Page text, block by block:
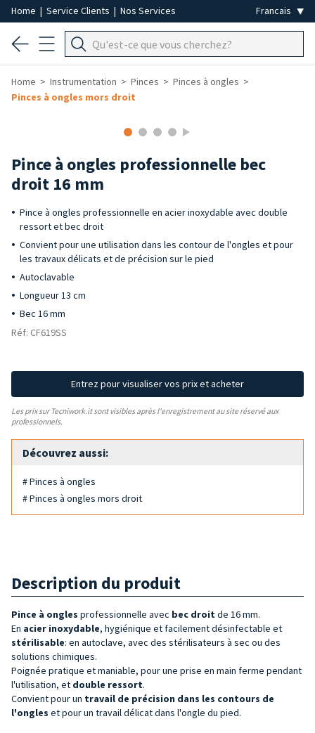
Home | Service Clients | Nos Services
Home Instrumentation Pinces
Pinces à ongles
Pinces à ongles mors droit
Pince à ongles professionnelle bec
droit 16 mm
Pince à ongles professionnelle en acier inoxydable avec double
ressort et bec droit
Convient pour une utilisation dans les contour de l'ongles et pour
les travaux délicats et de précision sur le pied
Autoclavable
Longueur 13 cm
Bec 16 mm
Réf: CF619SS
Entrez pour visualiser vos prix et acheter
Les prix sur Tecniwork.it sont visibles après l'enregistrement au site réservé aux
professionnels.
Découvrez aussi:
# Pinces à ongles
# Pinces à ongles mors droit
Description du produit
Pince à ongles professionnelle avec bec droit de 16 mm.
En acier inoxydable, hygiénique et facilement désinfectable et
stérilisable: en autoclave, avec des stérilisateurs à sec ou des
solutions chimiques.
Poignée pratique et maniable, pour une prise en main ferme pendant
l'utilisation, et double ressort.
Convient pour un travail de précision dans les contours de
l'ongles et pour un travail délicat dans l'ongle du pied.